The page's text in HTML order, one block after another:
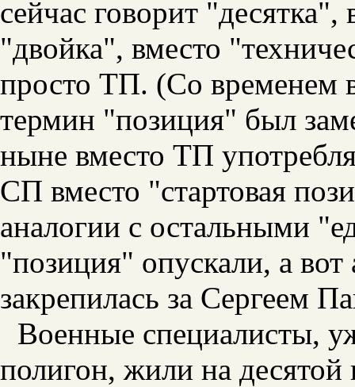
сейчас говорит
"двойка", вместо
просто ТП. (Со временем
термин "позиция" был
ныне вместо ТП
СП вместо "стартовая
аналогии с остальными
"позиция" опускали, а
закрепилась за Сергеем
Военные специалисты,
полигон, жили на